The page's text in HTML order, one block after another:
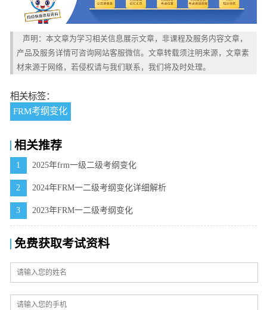
声明：本文章为学习相关信息展示文章，非课程及服务内容文章，
产品及服务详情可咨询网站客服微信。文章转载须注明来源，文章素
材来源于网络，若侵权请与我们联系，我们将及时处理。
相关标签：
FRM考纲变化
相关推荐
1 2025年frm一级二级考纲变化
2 2024年FRM一二级考纲变化详细解析
3 2023年FRM一二级考纲变化
免费获取考试资料